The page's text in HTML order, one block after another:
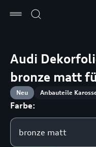
Audi
bronze matt
Neu Anbauteile
Farbe:
bronze matt